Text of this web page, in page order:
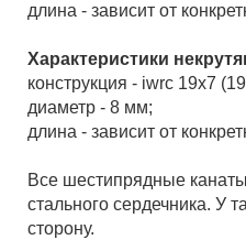
длина - зависит от
Характеристики
конструкция - iwrc 19x7
диаметр - 8 мм;
длина - зависит от
Все шестипрядные
стального сердечника. У
сторону.